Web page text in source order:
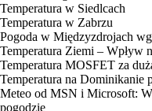
Temperatura w Siedlcach
Temperatura w Zabrzu
Pogoda w Międzyzdrojach
Temperatura Ziemi – Wpływ
Temperatura MOSFET za
Temperatura na Dominikanie
Meteo od MSN i Microsoft:
pogodzie